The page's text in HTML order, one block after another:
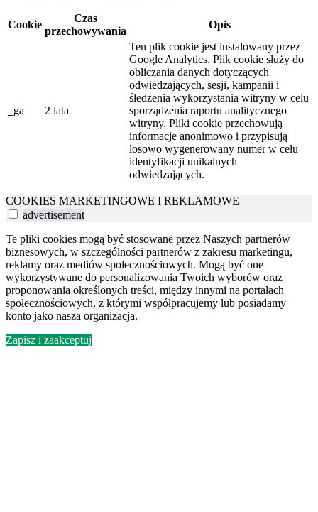
Cookie
Czas
przechowywania
Opis
_ga 2 lata
Ten plik cookie jest instalowany przez
Google Analytics. Plik cookie służy do
obliczania danych dotyczących
odwiedzających, sesji, kampanii i
śledzenia wykorzystania witryny w celu
sporządzenia raportu analitycznego
witryny. Pliki cookie przechowują
informacje anonimowo i przypisują
losowo wygenerowany numer w celu
identyfikacji unikalnych
odwiedzających.
COOKIES MARKETINGOWE I REKLAMOWE
advertisement
Te pliki cookies mogą być stosowane przez Naszych partnerów
biznesowych, w szczególności partnerów z zakresu marketingu,
reklamy oraz mediów społecznościowych. Mogą być one
wykorzystywane do personalizowania Twoich wyborów oraz
proponowania określonych treści, między innymi na portalach
społecznościowych, z którymi współpracujemy lub posiadamy
konto jako nasza organizacja.
Zapisz i zaakceptuj